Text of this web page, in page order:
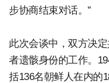
步协商结束对话。”
此次会谈中，双方决
者遗骸身份的工作。
括136名朝鲜人在内的